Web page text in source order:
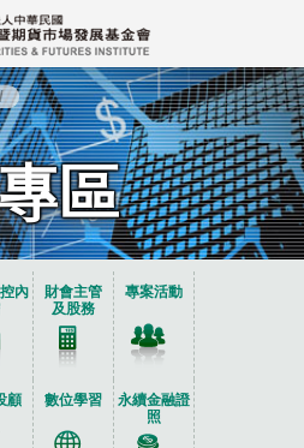
區
內
財會主管
及股務
專案活動
顧 數位學習
永續金融證
照